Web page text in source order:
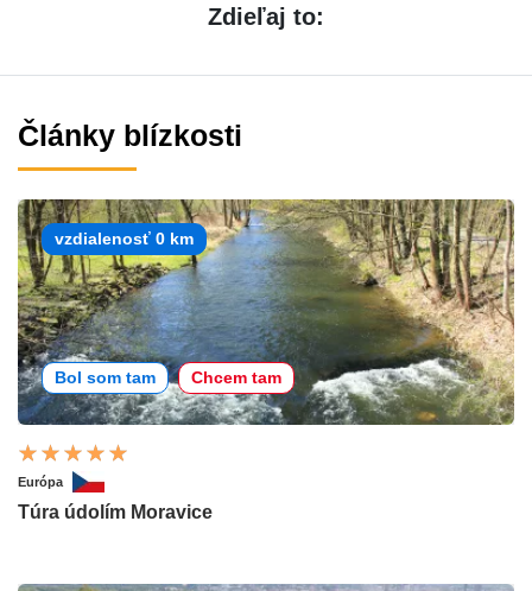
Zdieľaj to:
Články blízkosti
vzdialenosť 0 km
Bol som tam Chcem tam
Európa
Túra údolím Moravice